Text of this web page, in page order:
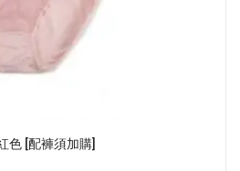
色 [配褲須加購]